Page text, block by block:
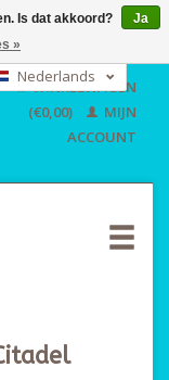
Nederlands
English
WINKELWAGEN
(€0,00)
MIJN
ACCOUNT
Is dat akkoord?
Ja
»